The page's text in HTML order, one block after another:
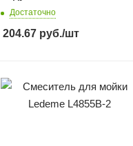
Достаточно
204.67 руб./шт